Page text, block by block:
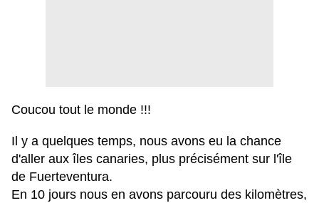
Coucou tout le monde !!!
Il y a quelques temps, nous avons eu la chance
d'aller aux îles canaries, plus précisément sur l'île
de Fuerteventura.
En 10 jours nous en avons parcouru des kilomètres,